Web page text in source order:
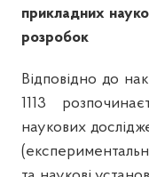
прикладних
розробок
Відповідно до
1113
наукових